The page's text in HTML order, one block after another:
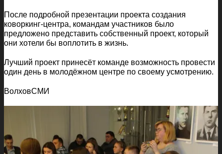
После подробной презентации проекта создания
коворкинг-центра, командам участников было
предложено представить собственный проект, который
они хотели бы воплотить в жизнь.
Лучший проект принесёт команде возможность провести
один день в молодёжном центре по своему усмотрению.
ВолховСМИ